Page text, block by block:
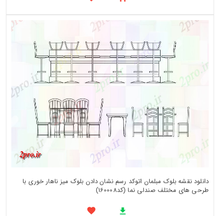
دانلود نقشه بلوک مبلمان اتوکد رسم نشان دادن بلوک میز ناهار خوری با
طرحی های مختلف صندلی نما (کد160008)